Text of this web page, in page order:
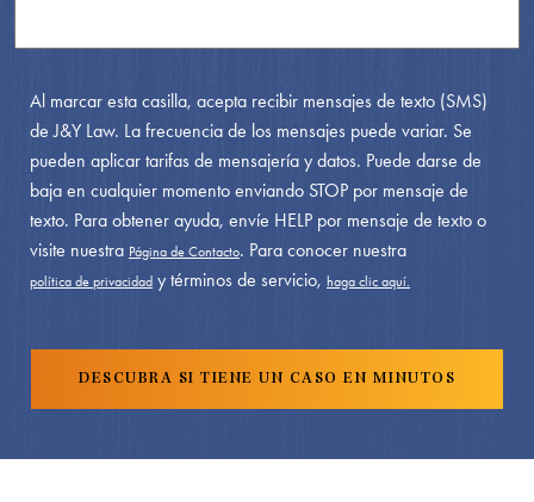
Al marcar esta casilla, acepta recibir mensajes de texto (SMS)
de J&Y Law. La frecuencia de los mensajes puede variar. Se
pueden aplicar tarifas de mensajería y datos. Puede darse de
baja en cualquier momento enviando STOP por mensaje de
texto. Para obtener ayuda, envíe HELP por mensaje de texto o
visite nuestra Página de Contacto. Para conocer nuestra
política de privacidad y términos de servicio, haga clic aquí.